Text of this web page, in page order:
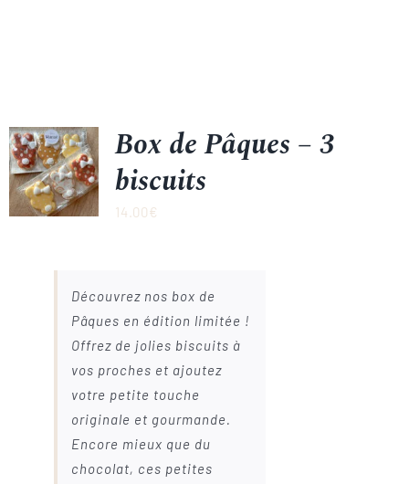
Box de Pâques – 3
biscuits
14.00€
Découvrez nos box de
Pâques en édition limitée !
Offrez de jolies biscuits à
vos proches et ajoutez
votre petite touche
originale et gourmande.
Encore mieux que du
chocolat, ces petites